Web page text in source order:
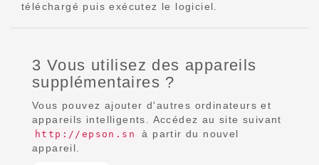
téléchargé puis exécutez le logiciel.
3 Vous utilisez des appareils
supplémentaires ?
Vous pouvez ajouter d'autres ordinateurs et
appareils intelligents. Accédez au site suivant
http://epson.sn
à partir du nouvel
appareil.